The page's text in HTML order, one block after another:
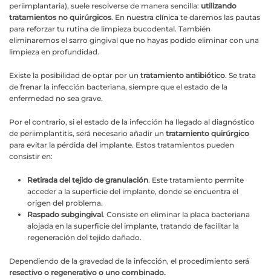
periimplantaria), suele resolverse de manera sencilla: utilizando
tratamientos no quirúrgicos. En nuestra clínica te daremos las pautas
para reforzar tu rutina de limpieza bucodental. También
eliminaremos el sarro gingival que no hayas podido eliminar con una
limpieza en profundidad.
Existe la posibilidad de optar por un tratamiento antibiótico. Se trata
de frenar la infección bacteriana, siempre que el estado de la
enfermedad no sea grave.
Por el contrario, si el estado de la infección ha llegado al diagnóstico
de periimplantitis, será necesario añadir un tratamiento quirúrgico
para evitar la pérdida del implante. Estos tratamientos pueden
consistir en:
Retirada del tejido de granulación. Este tratamiento permite
acceder a la superficie del implante, donde se encuentra el
origen del problema.
Raspado subgingival. Consiste en eliminar la placa bacteriana
alojada en la superficie del implante, tratando de facilitar la
regeneración del tejido dañado.
Dependiendo de la gravedad de la infección, el procedimiento será
resectivo o regenerativo o uno combinado.